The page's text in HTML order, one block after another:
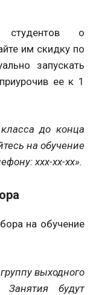
студентов о
им скидку по
запускать
ее к 1
до конца
на обучение
: ххх-хх-хх».
на обучение
выходного
Занятия будут